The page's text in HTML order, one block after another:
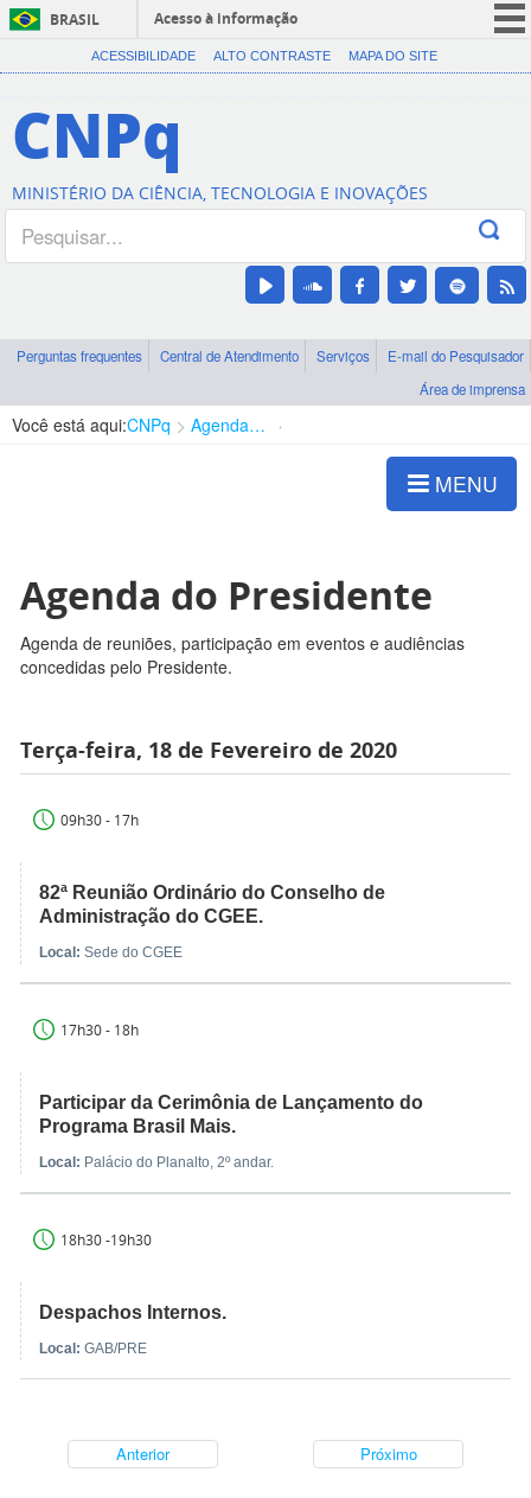
BRASIL
Acesso à informação
CORONAVÍRUS (COVID-19)
Canais
ACESSIBILIDADE ALTO CONTRASTE MAPA DO SITE
CNPq
MINISTÉRIO DA CIÊNCIA, TECNOLOGIA E INOVAÇÕES
Perguntas frequentes Central de Atendimento Serviços
E-mail do Pesquisador
Área de imprensa
Você está aqui:CNPq Agenda de autoridades
MENU
Agenda do Presidente
Agenda de reuniões, participação em eventos e audiências
concedidas pelo Presidente.
Terça-feira, 18 de Fevereiro de 2020
09h30 - 17h
82ª Reunião Ordinário do Conselho de
Administração do CGEE.
Local: Sede do CGEE
17h30 - 18h
Participar da Cerimônia de Lançamento do
Programa Brasil Mais.
Local: Palácio do Planalto, 2º andar.
18h30 -19h30
Despachos Internos.
Local: GAB/PRE
Anterior Próximo